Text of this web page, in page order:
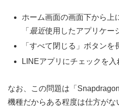
ホーム画面の画面下から上
「 最近使用したアプリケー
「すべて閉じる」ボタンを
LINEアプリにチェックを入
なお、この問題は「
機種だからある程度は仕方がな